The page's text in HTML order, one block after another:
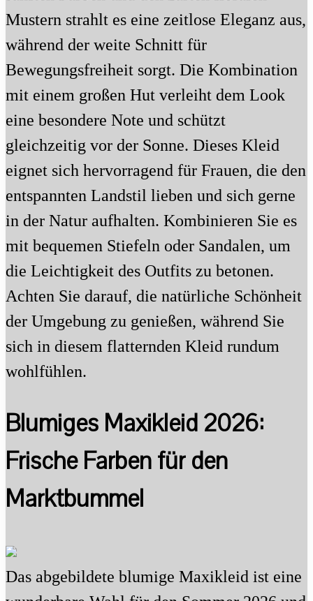
Mustern strahlt es eine zeitlose Eleganz aus,
während der weite Schnitt für
Bewegungsfreiheit sorgt. Die Kombination
mit einem großen Hut verleiht dem Look
eine besondere Note und schützt
gleichzeitig vor der Sonne. Dieses Kleid
eignet sich hervorragend für Frauen, die den
entspannten Landstil lieben und sich gerne
in der Natur aufhalten. Kombinieren Sie es
mit bequemen Stiefeln oder Sandalen, um
die Leichtigkeit des Outfits zu betonen.
Achten Sie darauf, die natürliche Schönheit
der Umgebung zu genießen, während Sie
sich in diesem flatternden Kleid rundum
wohlfühlen.
Blumiges Maxikleid 2026:
Frische Farben für den
Marktbummel
Das abgebildete blumige Maxikleid ist eine